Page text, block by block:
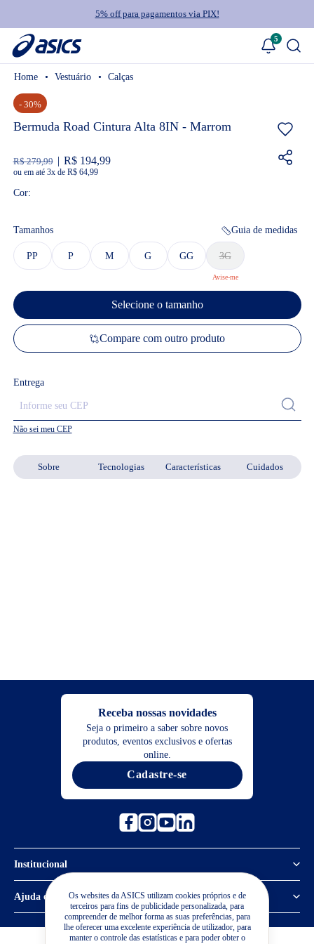
5% off para pagamentos via PIX!
5
Os websites da ASICS utilizam cookies próprios e de
terceiros para fins de publicidade personalizada, para
compreender de melhor forma as suas preferências, para
lhe oferecer uma excelente experiência de utilizador, para
manter o controle das estatísticas e para poder obter o
Sobre Tecnologias Características Cuidados
Vestuário Calças
- 30%
Bermuda Road Cintura Alta 8IN - Marrom
R$ 279,99 R$ 194,99
ou 3xde R$ 64,99
Cor:
Tamanhos Guia de medidas
PP P M G GG 3G
Selecione o tamanho
Compare com outro produto
Entrega
Não sei meu CEP
Receba nossas novidades
Seja o primeiro a saber sobre novos
produtos, eventos exclusivos e ofertas
online.
Cadastre-se
Institucional
Política de Privacidade
Sobre a ASICS
Ajuda e suporte
Central de Relacionamento